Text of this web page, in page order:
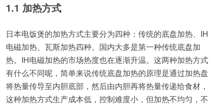
1.1 加热方式
日本电饭煲的加热方式主要分为四种：传统的底盘加热、IH
电磁加热、瓦斯加热四种。国内大多是第一种传统底盘加
热。IH电磁加热的市场热度也在逐渐升温。这两种加热方式
有什么不同呢，简单来说传统底盘加热的原理是通过加热盘
将热量传导至内胆底部，然后由内胆再将热量传递给食材，
这种加热方式生产成本低，控制难度小，但加热不均匀，不